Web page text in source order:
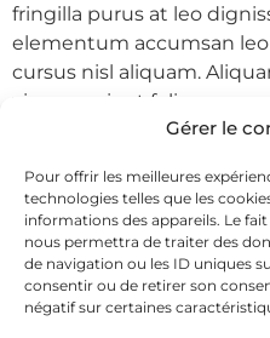
Gérer le
Pour offrir les meilleures
technologies telles que les
informations des appareils. Le
nous permettra de traiter des
de navigation ou les ID uniques
consentir ou de retirer son
négatif sur certaines
fringilla purus at leo
elementum accumsan
cursus nisl aliquam.
viverra quis at felis.